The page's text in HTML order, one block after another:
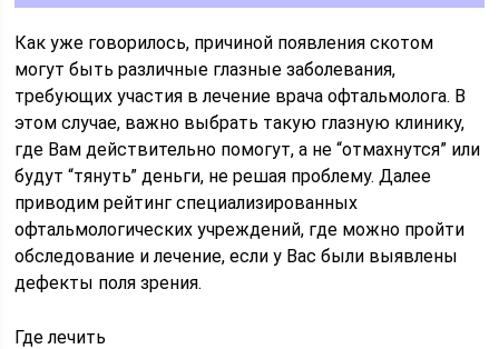
Как уже говорилось, причиной появления скотом
могут быть различные глазные заболевания,
требующих участия в лечение врача офтальмолога. В
этом случае, важно выбрать такую глазную клинику,
где Вам действительно помогут, а не “отмахнутся” или
будут “тянуть” деньги, не решая проблему. Далее
приводим рейтинг специализированных
офтальмологических учреждений, где можно пройти
обследование и лечение, если у Вас были выявлены
дефекты поля зрения.
Где лечить